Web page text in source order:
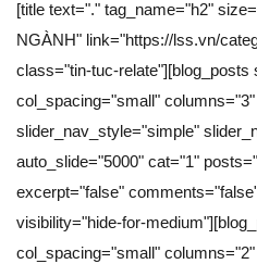
[title text="." tag_name="h2"
NGÀNH" link="https://lss.vn/
class="tin-tuc-relate"][blog_posts
col_spacing="small"
slider_nav_style="simple"
auto_slide="5000" cat="1"
excerpt="false"
visibility="hide-for-
col_spacing="small"